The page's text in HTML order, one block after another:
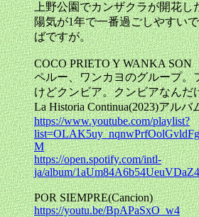
上野公園でカンザクラが開花し
陽気が1年で一番過ごしやすい
ばですが。
COCO PRIETO Y WANKA SON
ペルー、ワンカヨのグループ。
けどクンビア。クンビアなんだ
La Historia Continua(2023)アルバ
https://www.youtube.com/playlist?
M
https://open.spotify.com/intl-
ja/album/
POR SIEMPRE(Cancion)
https://youtu.be/BpAPaSxO_w4